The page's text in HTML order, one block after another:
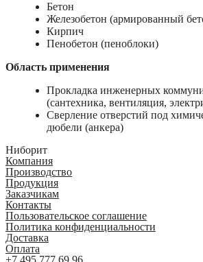
Бетон
Железобетон (армированный
Кирпич
Пенобетон (пеноблоки)
Область применения
Прокладка инженерных
(сантехника, вентиляция,
Сверление отверстий под
дюбели (анкера)
Ниборит
Компания
Производство
Продукция
Заказчикам
Контакты
Пользовательское соглашение
Политика конфиденциальности
Доставка
Оплата